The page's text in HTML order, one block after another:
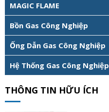
MAGIC FLAME
Bồn Gas Công Nghiệp
Ống Dẫn Gas Công Nghiệp
Hệ Thống Gas Công Nghiệp
THÔNG TIN HỮU ÍCH